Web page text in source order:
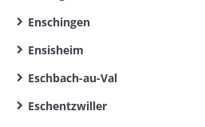
Enschingen
Ensisheim
Eschbach-au-Val
Eschentzwiller